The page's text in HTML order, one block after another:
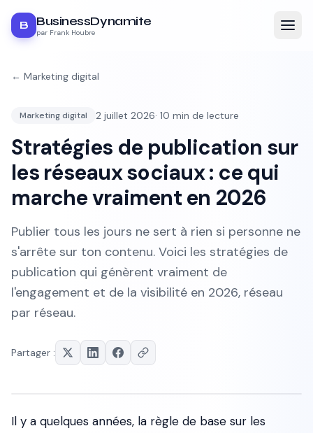
B BusinessDynamite
par Frank Houbre
← Marketing digital
Marketing digital 2 juillet 2026· 10 min de lecture
Stratégies de publication sur
les réseaux sociaux : ce qui
marche vraiment en 2026
Publier tous les jours ne sert à rien si personne ne
s'arrête sur ton contenu. Voici les stratégies de
publication qui génèrent vraiment de
l'engagement et de la visibilité en 2026, réseau
par réseau.
Partager :
Il y a quelques années, la règle de base sur les